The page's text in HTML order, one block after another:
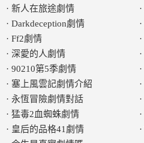
· 新人在旅途劇情
· Darkdeception劇情
· Ff2劇情
· 深愛的人劇情
· 90210第5季劇情
· 塞上風雲記劇情介紹
· 永恆冒險劇情對話
· 猛毒2血蜘蛛劇情
· 皇后的品格41劇情
·
·
·
·
·
·
·
·
·